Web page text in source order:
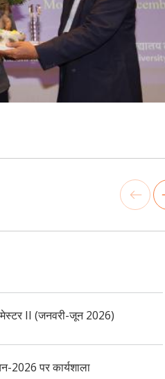
II (जनवरी-जून 2026)
2026 पर कार्यशाला